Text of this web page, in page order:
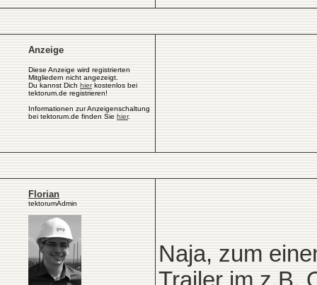
Anzeige
Diese Anzeige wird registrierten
Mitgliedern nicht angezeigt.
Du kannst Dich hierkostenlos bei
tektorum.de registrieren!
Informationen zur Anzeigenschaltung
bei tektorum.de finden Sie hier.
Florian
tektorumAdmin
Naja, zum